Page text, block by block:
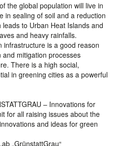
the global population will live in
in sealing of soil and a reduction
to Urban Heat Islands and
and heavy rainfalls.
infrastructure is a good reason
mitigation processes
There is a high social,
in greening cities as a powerful
– Innovations for
for all raising issues about the
and ideas for green
„GrünstattGrau“